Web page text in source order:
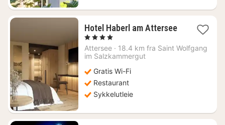
Hotel Haberl am Attersee
1
natt
fra
kr.
, 4 Stjerner
Attersee · 18.4 km fra Saint Wolfgang
im Salzkammergut
Gratis Wi-Fi
Restaurant
Sykkelutleie